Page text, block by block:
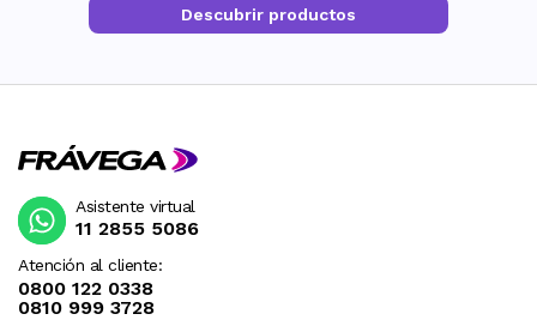
Descubrir productos
Atención al cliente:
0800 122 0338
0810 999 3728
Asistente virtual
11 2855 5086